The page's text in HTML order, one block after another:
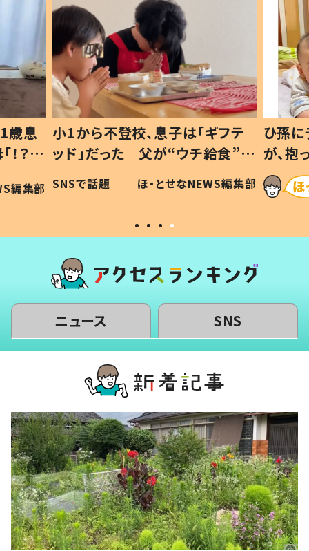
歳息
？」
編集部
小1から不登校、息子は「ギフテ
ッド」だった 父が“ウチ給食”を
作り続ける理由とは #令和の親
#令和の子
SNSで話題 ほ・とせなNEWS編集部
ひ孫
が、
「涙が
い」
ニュース SNS